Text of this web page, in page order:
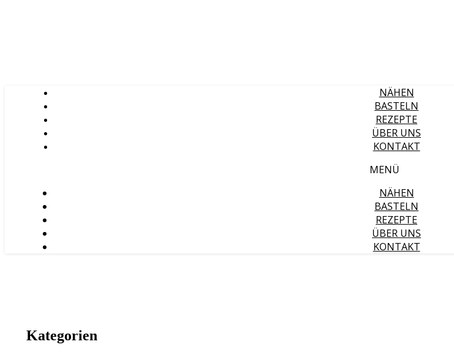
NÄHEN
BASTELN
REZEPTE
ÜBER UNS
KONTAKT
MENÜ
NÄHEN
BASTELN
REZEPTE
ÜBER UNS
KONTAKT
Kategorien